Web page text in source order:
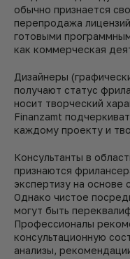
обычно признается
перепродажа
готовыми
как коммерческая
Дизайнеры
получают статус
носит творческий
Finanzamt
каждому проекту и
Консультанты в
признаются
экспертизу на основе
Однако чистое
могут быть
Профессионалы
консультационную
анализы,